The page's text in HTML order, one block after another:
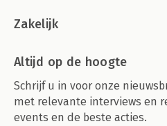
Zakelijk
Altijd op de hoogte
Schrijf u in voor onze
met relevante interviews en
events en de beste acties.